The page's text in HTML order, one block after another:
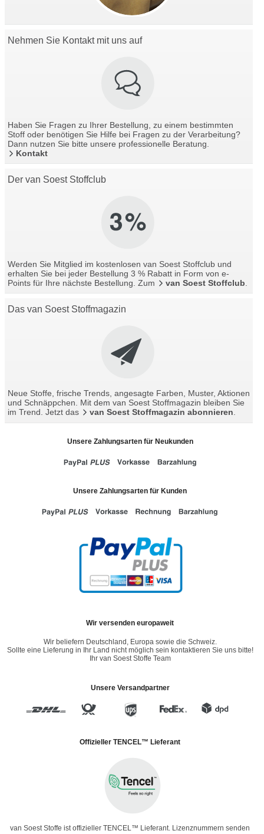
Nehmen Sie Kontakt mit uns auf
Haben Sie Fragen zu Ihrer Bestellung, zu einem bestimmten
Stoff oder benötigen Sie Hilfe bei Fragen zu der Verarbeitung?
Dann nutzen Sie bitte unsere professionelle Beratung.
Kontakt
Der van Soest Stoffclub
Werden Sie Mitglied im kostenlosen van Soest Stoffclub und
erhalten Sie bei jeder Bestellung 3 % Rabatt in Form von e-
Points für Ihre nächste Bestellung. Zum
van Soest Stoffclub
Das van Soest Stoffmagazin
Neue Stoffe, frische Trends, angesagte Farben, Muster, Aktionen
und Schnäppchen. Mit dem van Soest Stoffmagazin bleiben Sie
im Trend. Jetzt das
van Soest Stoffmagazin abonnieren.
Unsere Zahlungsarten für Neukunden
Unsere Zahlungsarten für Kunden
Wir versenden europaweit
Wir beliefern Deutschland, Europa sowie die Schweiz.
Sollte eine Lieferung in Ihr Land nicht möglich sein kontaktieren Sie uns bitte!
Ihr van Soest Stoffe Team
Unsere Versandpartner
Offizieller TENCEL™ Lieferant
van Soest Stoffe ist offizieller TENCEL™ Lieferant. Lizenznummern senden